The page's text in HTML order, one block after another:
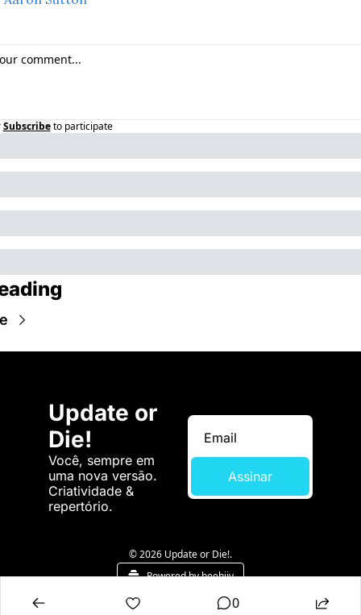
Subscribe to participate
Update or
Die!
Você, sempre em
uma nova versão.
Criatividade &
repertório.
Assinar
© 2026 Update or Die!.
Powered by beehiiv
0